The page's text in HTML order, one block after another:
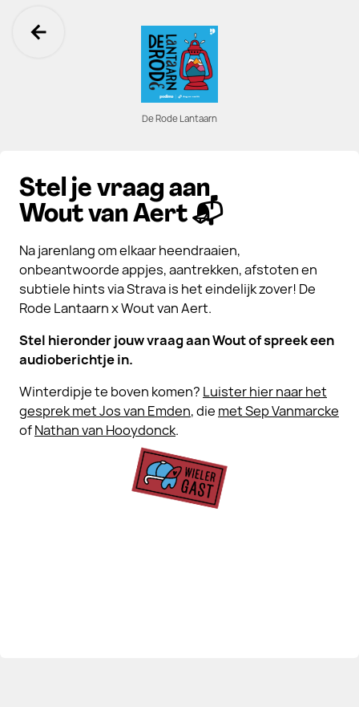
Ga terug
De Rode Lantaarn
Stel je vraag aan
Wout van Aert 📬
Na jarenlang om elkaar heendraaien,
onbeantwoorde appjes, aantrekken, afstoten en
subtiele hints via Strava is het eindelijk zover! De
Rode Lantaarn x Wout van Aert.
Stel hieronder jouw vraag aan Wout of spreek een
audioberichtje in.
Winterdipje te boven komen? Luister hier naar het
gesprek met Jos van Emden, die met Sep Vanmarcke
ofNathan van Hooydonck.